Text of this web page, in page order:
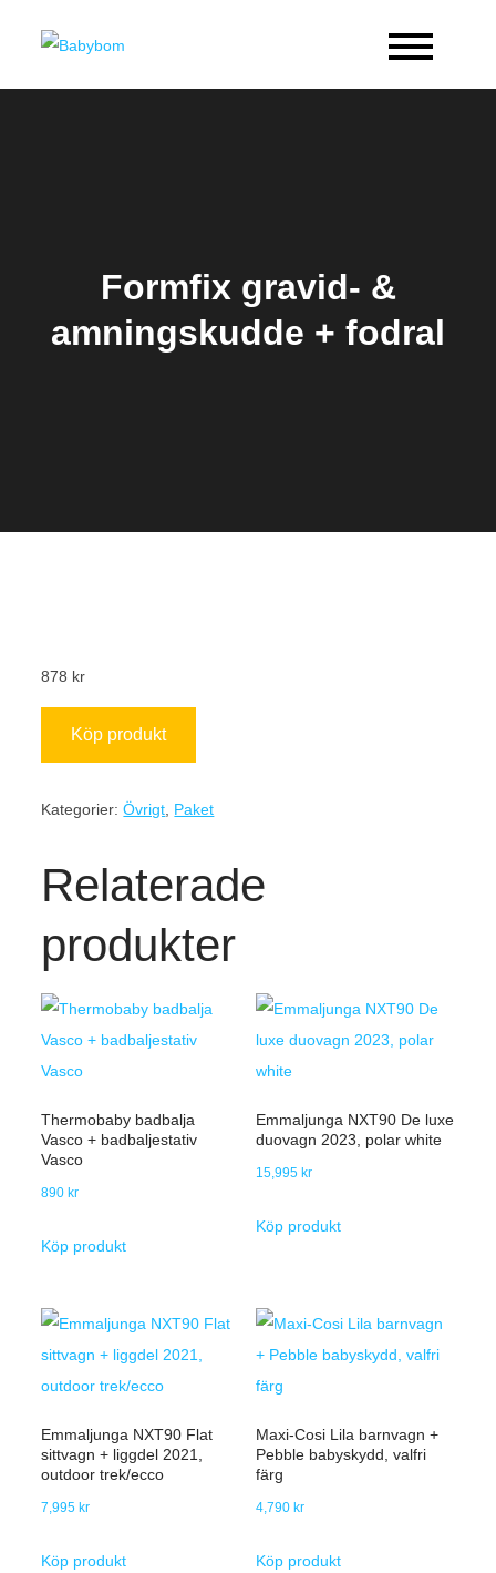
Formfix gravid- &
amningskudde + fodral
878 kr
Köp produkt
Kategorier:Övrigt Paket
Relaterade
produkter
Thermobaby badbalja
Vasco + badbaljestativ
Vasco
890 kr
Köp produkt
Emmaljunga NXT90 De luxe
duovagn 2023, polar white
15,995 kr
Köp produkt
Emmaljunga NXT90 Flat
sittvagn + liggdel 2021,
outdoor trek/ecco
7,995kr
Köp produkt
Maxi-Cosi Lila barnvagn +
Pebble babyskydd, valfri
färg
4,790kr
Köp produkt